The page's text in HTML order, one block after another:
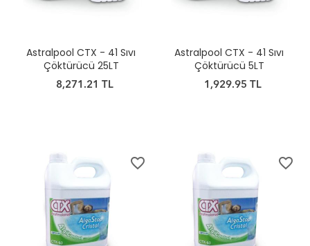
Astralpool CTX - 41 Sıvı
Çöktürücü 25LT
8,271.21 TL
Astralpool CTX - 41 Sıvı
Çöktürücü 5LT
1,929.95 TL
favorite_border favorite_border